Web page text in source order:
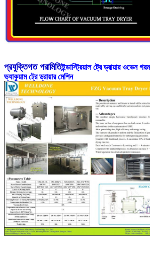
প্রযুক্তিগত পরামিতিইন্ডাস্ট্রিয়াল ট্রে ড্রায়ার ওভেন
ভ্যাকুয়াম ট্রে ড্রায়ার মেশিন